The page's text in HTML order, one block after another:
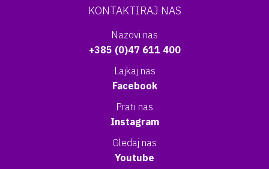
KONTAKTIRAJ NAS
Nazovi nas
+385 (0)47 611 400
Lajkaj nas
Facebook
Prati nas
Instagram
Gledaj nas
Youtube